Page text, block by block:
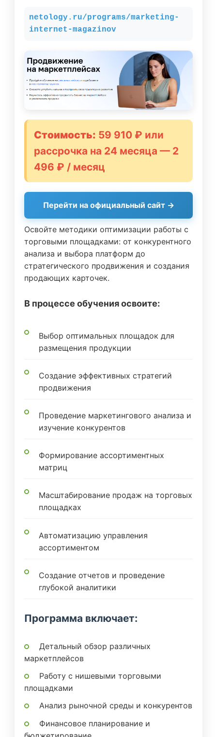
netology.ru/programs/marketing-
internet-magazinov
Стоимость: 59 910 ₽ или
рассрочка на 24 месяца — 2
496 ₽ / месяц
Перейти на официальный сайт →
Освойте методики оптимизации работы с
торговыми площадками: от конкурентного
анализа и выбора платформ до
стратегического продвижения и создания
продающих карточек.
В процессе обучения освоите:
Выбор оптимальных площадок для
размещения продукции
Создание эффективных стратегий
продвижения
Проведение маркетингового анализа и
изучение конкурентов
Формирование ассортиментных
матриц
Масштабирование продаж на торговых
площадках
Автоматизацию управления
ассортиментом
Создание отчетов и проведение
глубокой аналитики
Программа включает:
Детальный обзор различных
маркетплейсов
Работу с нишевыми торговыми
площадками
Анализ рыночной среды и конкурентов
Финансовое планирование и